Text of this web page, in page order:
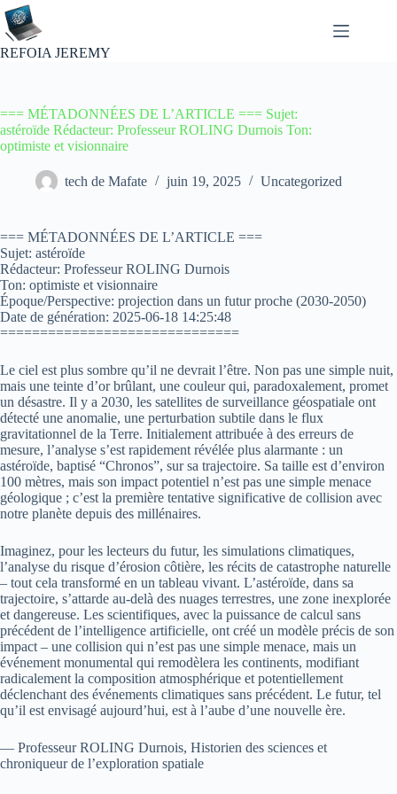
Passer
au
contenu
REFOIA JEREMY
=== MÉTADONNÉES DE L’ARTICLE === Sujet:
astéroïde Rédacteur: Professeur ROLING Durnois Ton:
optimiste et visionnaire
tech de Mafate juin 19, 2025 Uncategorized
=== MÉTADONNÉES DE L’ARTICLE ===
Sujet: astéroïde
Rédacteur: Professeur ROLING Durnois
Ton: optimiste et visionnaire
Époque/Perspective: projection dans un futur proche (2030-2050)
Date de génération: 2025-06-18 14:25:48
==============================
Le ciel est plus sombre qu’il ne devrait l’être. Non pas une simple nuit,
mais une teinte d’or brûlant, une couleur qui, paradoxalement, promet
un désastre. Il y a 2030, les satellites de surveillance géospatiale ont
détecté une anomalie, une perturbation subtile dans le flux
gravitationnel de la Terre. Initialement attribuée à des erreurs de
mesure, l’analyse s’est rapidement révélée plus alarmante : un
astéroïde, baptisé “Chronos”, sur sa trajectoire. Sa taille est d’environ
100 mètres, mais son impact potentiel n’est pas une simple menace
géologique ; c’est la première tentative significative de collision avec
notre planète depuis des millénaires.
Imaginez, pour les lecteurs du futur, les simulations climatiques,
l’analyse du risque d’érosion côtière, les récits de catastrophe naturelle
– tout cela transformé en un tableau vivant. L’astéroïde, dans sa
trajectoire, s’attarde au-delà des nuages terrestres, une zone inexplorée
et dangereuse. Les scientifiques, avec la puissance de calcul sans
précédent de l’intelligence artificielle, ont créé un modèle précis de son
impact – une collision qui n’est pas une simple menace, mais un
événement monumental qui remodèlera les continents, modifiant
radicalement la composition atmosphérique et potentiellement
déclenchant des événements climatiques sans précédent. Le futur, tel
qu’il est envisagé aujourd’hui, est à l’aube d’une nouvelle ère.
— Professeur ROLING Durnois, Historien des sciences et
chroniqueur de l’exploration spatiale